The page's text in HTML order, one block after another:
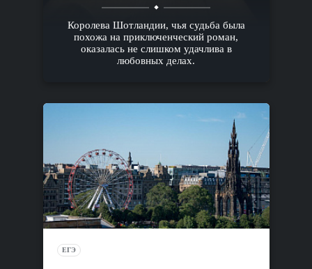
Королева Шотландии, чья судьба была
похожа на приключенческий роман,
оказалась не слишком удачлива в
любовных делах.
ЕГЭ